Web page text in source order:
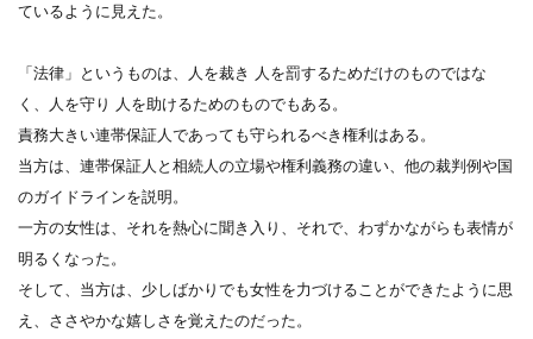
ているように見えた。
「法律」というものは、人を裁き 人を罰するためだけのものではな
く、人を守り 人を助けるためのものでもある。
責務大きい連帯保証人であっても守られるべき権利はある。
当方は、連帯保証人と相続人の立場や権利義務の違い、他の裁判例や国
のガイドラインを説明。
一方の女性は、それを熱心に聞き入り、それで、わずかながらも表情が
明るくなった。
そして、当方は、少しばかりでも女性を力づけることができたように思
え、ささやかな嬉しさを覚えたのだった。